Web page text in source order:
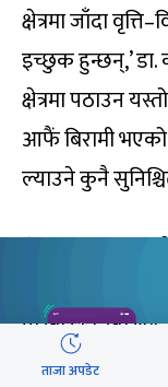
क्षेत्रमा जाँदा
इच्छुक हुन्छन्,’ डा.
क्षेत्रमा पठाउन
आफैं बिरामी
ल्याउने कुनै
जिल्ला अस्पताल,
परिवारको
जोडिएको छ ।
ताजा अपडेट